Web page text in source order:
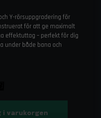
Y-rörsuppgradering för
för att ge maximalt
effektuttag – perfekt för dig
under både bana och
i varukorgen